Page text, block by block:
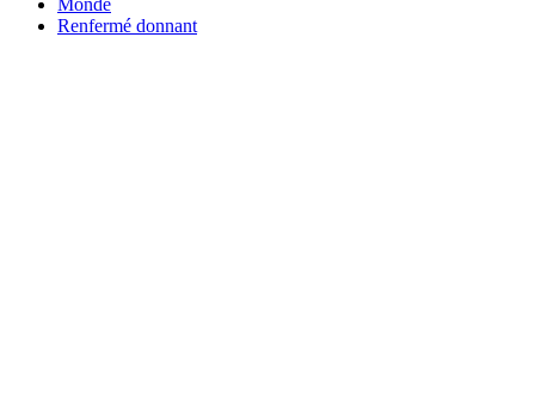
Renfermé donnant